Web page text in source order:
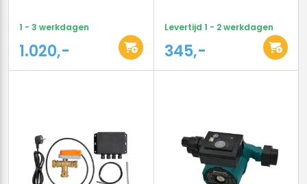
1 - 3 werkdagen
1.020,-
Levertijd 1 - 2 werkdagen
345,-